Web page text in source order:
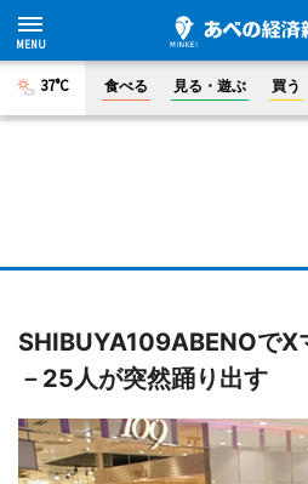
37°C 食べる 見る・遊ぶ 買う
SHIBUYA109ABENOでX
－25人が突然踊り出す